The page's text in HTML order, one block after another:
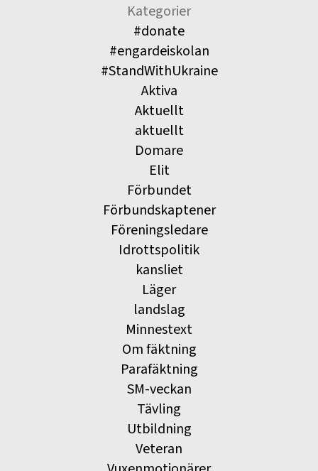
Kategorier
#donate
#engardeiskolan
#StandWithUkraine
Aktiva
Aktuellt
aktuellt
Domare
Elit
Förbundet
Förbundskaptener
Föreningsledare
Idrottspolitik
kansliet
Läger
landslag
Minnestext
Om fäktning
Parafäktning
SM-veckan
Tävling
Utbildning
Veteran